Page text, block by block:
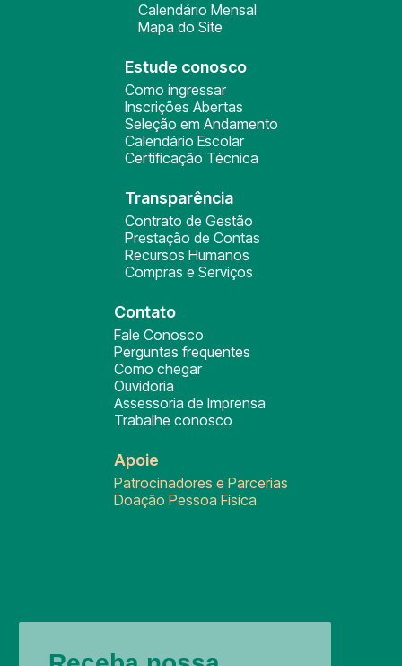
Calendário Mensal
Mapa do Site
Estude conosco
Como ingressar
Inscrições Abertas
Seleção em Andamento
Calendário Escolar
Certificação Técnica
Transparência
Contrato de Gestão
Prestação de Contas
Recursos Humanos
Compras e Serviços
Contato
Fale Conosco
Perguntas frequentes
Como chegar
Ouvidoria
Assessoria de Imprensa
Trabalhe conosco
Apoie
Patrocinadores e Parcerias
Doação Pessoa Física